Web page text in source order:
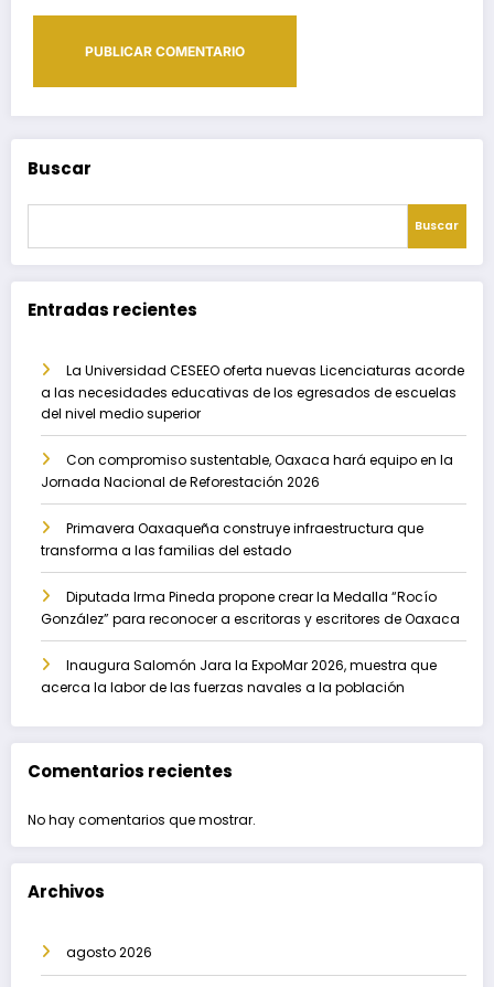
Buscar
Buscar
Entradas recientes
La Universidad CESEEO oferta nuevas Licenciaturas acorde
a las necesidades educativas de los egresados de escuelas
del nivel medio superior
Con compromiso sustentable, Oaxaca hará equipo en la
Jornada Nacional de Reforestación 2026
Primavera Oaxaqueña construye infraestructura que
transforma a las familias del estado
Diputada Irma Pineda propone crear la Medalla “Rocío
González” para reconocer a escritoras y escritores de Oaxaca
Inaugura Salomón Jara la ExpoMar 2026, muestra que
acerca la labor de las fuerzas navales a la población
Comentarios recientes
No hay comentarios que mostrar.
Archivos
agosto 2026